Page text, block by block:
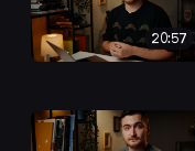
20:57